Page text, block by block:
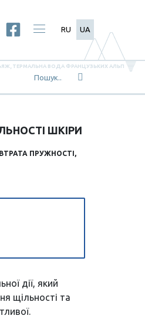
RU UA
ТЕРМАЛЬНА ВОДА ФРАНЦУЗЬКИХ АЛЬП
ШКІРИ
ПРУЖНОСТІ,
дії, який
щільності та